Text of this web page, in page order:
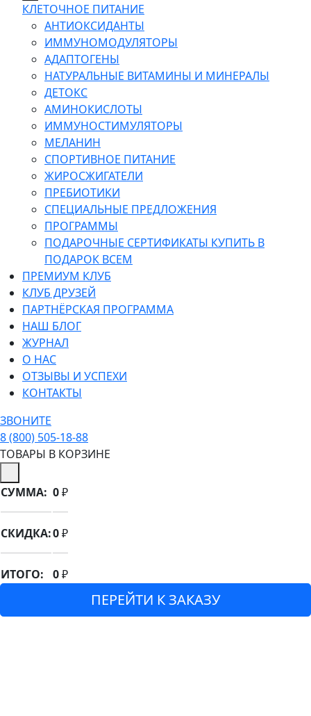
КЛЕТОЧНОЕ ПИТАНИЕ
АНТИОКСИДАНТЫ
ИММУНОМОДУЛЯТОРЫ
АДАПТОГЕНЫ
НАТУРАЛЬНЫЕ ВИТАМИНЫ И МИНЕРАЛЫ
ДЕТОКС
АМИНОКИСЛОТЫ
ИММУНОСТИМУЛЯТОРЫ
МЕЛАНИН
СПОРТИВНОЕ ПИТАНИЕ
ЖИРОСЖИГАТЕЛИ
ПРЕБИОТИКИ
СПЕЦИАЛЬНЫЕ ПРЕДЛОЖЕНИЯ
ПРОГРАММЫ
ПОДАРОЧНЫЕ СЕРТИФИКАТЫ КУПИТЬ В
ПОДАРОК ВСЕМ
ПРЕМИУМ КЛУБ
КЛУБ ДРУЗЕЙ
ПАРТНЁРСКАЯ ПРОГРАММА
НАШ БЛОГ
ЖУРНАЛ
О НАС
ОТЗЫВЫ И УСПЕХИ
КОНТАКТЫ
ЗВОНИТЕ
8 (800) 505-18-88
ТОВАРЫ В КОРЗИНЕ
СУММА: 0₽
СКИДКА:0₽
ИТОГО: 0₽
ПЕРЕЙТИ К ЗАКАЗУ